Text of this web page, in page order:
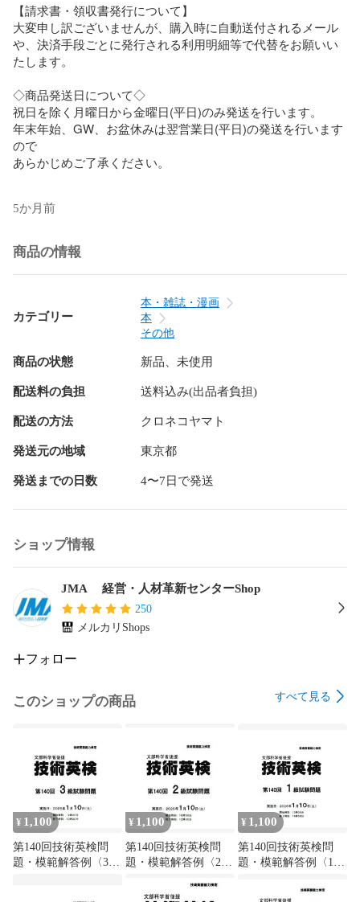
【請求書・領収書発行について】
大変申し訳ございませんが、購入時に自動送付されるメール
や、決済手段ごとに発行される利用明細等で代替をお願いい
たします。
◇商品発送日について◇
祝日を除く月曜日から金曜日(平日)のみ発送を行います。
年末年始、GW、お盆休みは翌営業日(平日)の発送を行います
ので
あらかじめご了承ください。
5か月前
商品の情報
カテゴリー
本・雑誌・漫画
本
その他
商品の状態 新品、未使用
配送料の負担 送料込み(出品者負担)
配送の方法 クロネコヤマト
発送元の地域 東京都
発送までの日数 4〜7日で発送
ショップ情報
JMA 経営・人材革新センターShop
250
メルカリShops
フォロー
このショップの商品 すべて見る
¥ 1,100
第140回技術英検問
題・模範解答例〈3
¥ 1,100
第140回技術英検問
題・模範解答例〈2
¥ 1,100
第140回技術英検問
題・模範解答例〈1